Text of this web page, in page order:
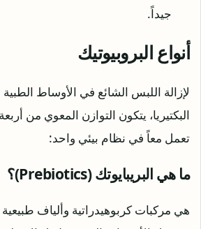
جيداً.
أنواع البروبيوتيك
لإزالة اللبس الشائع في الأوساط
البكتيريا، يتكون التوازن المعوي من
تعمل معاً في نظام بيئي واحد:
ما هي البريبايوتك (Prebiotics)؟
هي مركبات كربوهيدراتية وألياف طبيعية